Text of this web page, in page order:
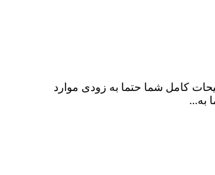
کامل شما حتما به زودی موارد
به...